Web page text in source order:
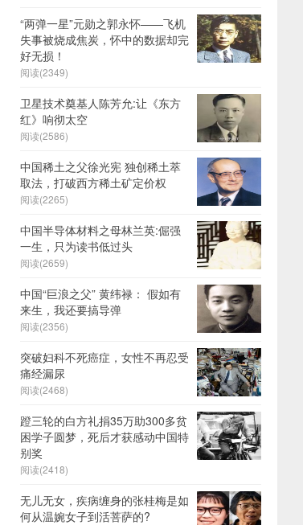
“两弹一星”元勋之郭永怀——飞机
失事被烧成焦炭，怀中的数据却完
好无损！
阅读(2349)
卫星技术奠基人陈芳允:让《东方
红》响彻太空
阅读(2586)
中国稀土之父徐光宪 独创稀土萃
取法，打破西方稀土矿定价权
阅读(2265)
中国半导体材料之母林兰英:倔强
一生，只为读书低过头
阅读(2659)
中国“巨浪之父” 黄纬禄： 假如有
来生，我还要搞导弹
阅读(2356)
突破妇科不死癌症，女性不再忍受
痛经漏尿
阅读(2468)
蹬三轮的白方礼捐35万助300多贫
困学子圆梦，死后才获感动中国特
别奖
阅读(2418)
无儿无女，疾病缠身的张桂梅是如
何从温婉女子到活菩萨的?